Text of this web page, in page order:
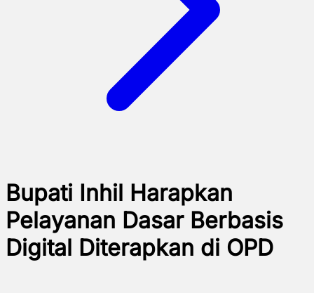
Bupati Inhil Harapkan
Pelayanan Dasar Berbasis
Digital Diterapkan di OPD